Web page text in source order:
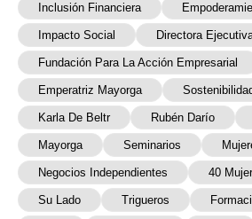
Inclusión Financiera
Impacto Social Directora
Fundación Para La Acción Empresarial
Emperatriz Mayorga
Karla De Beltr Rubén Darío
Mayorga Seminarios
Negocios Independientes 40
Su Lado Trigueros